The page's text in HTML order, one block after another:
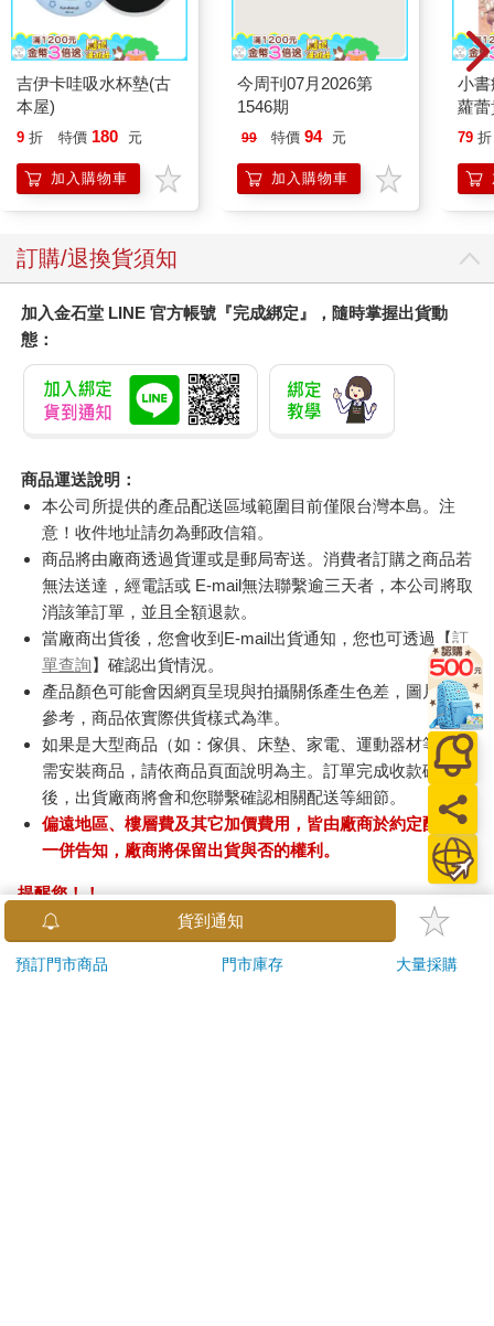
吉伊卡哇吸水杯墊(古
本屋)
9 折 特價 180 元
加入購物車
今周刊07月2026第
1546期
99 特價 94 元
加入購物車
小
蘿
79 折
訂購/退換貨須知
加入金石堂 LINE 官方帳號『完成綁定』，隨時掌握出貨動
態：
商品運送說明：
本公司所提供的產品配送區域範圍目前僅限台灣本島。注
意！收件地址請勿為郵政信箱。
商品將由廠商透過貨運或是郵局寄送。消費者訂購之商品若
無法送達，經電話或 E-mail無法聯繫逾三天者，本公司將取
消該筆訂單，並且全額退款。
當廠商出貨後，您會收到E-mail出貨通知，您也可透過【訂
單查詢】確認出貨情況。
產品顏色可能會因網頁呈現與拍攝關係產生色差，圖片僅供
參考，商品依實際供貨樣式為準。
如果是大型商品（如：傢俱、床墊、家電、運動器材等）及
需安裝商品，請依商品頁面說明為主。訂單完成收款確認
後，出貨廠商將會和您聯繫確認相關配送等細節。
偏遠地區、樓層費及其它加價費用，皆由廠商於約定配送時
一併告知，廠商將保留出貨與否的權利。
提醒您！！
金石堂及銀行均不會請您操作ATM! 如接獲電話要求您前往
ATM提款機，請不要聽從指示，以免受騙上當！
貨到通知
預訂門市商品 門市庫存 大量採購